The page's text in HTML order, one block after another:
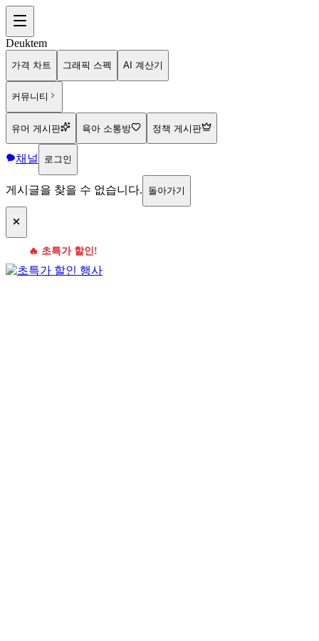
Deuktem
가격 차트 그래픽 스펙 AI 계산기
커뮤니티
유머 게시판 육아 소통방 정책 게시판
채널 로그인
게시글을 찾을 수 없습니다. 돌아가기
🔥 초특가 할인!